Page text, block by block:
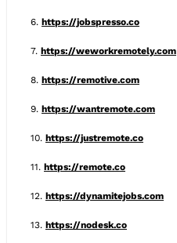
6. https://jobspresso.co
7. https://weworkremotely.com
8. https://remotive.com
9. https://wantremote.com
10. https://justremote.co
11. https://remote.co
12. https://dynamitejobs.com
13. https://nodesk.co